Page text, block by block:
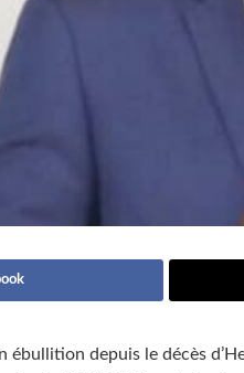
ébullition depuis le décès